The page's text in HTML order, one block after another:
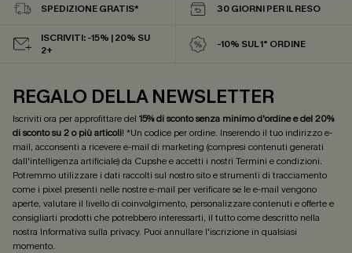
SPEDIZIONE GRATIS* 30 GIORNI PER IL RESO
ISCRIVITI: -15% | 20% SU
2+
-10% SUL 1° ORDINE
REGALO DELLA NEWSLETTER
Iscriviti ora per approfittare del 15% di sconto senza minimo d'ordine e del 20%
di sconto su 2 o più articoli! *Un codice per ordine. Inserendo il tuo indirizzo e-
mail, acconsenti a ricevere e-mail di marketing (compresi contenuti generati
dall'intelligenza artificiale) da Cupshe e accetti i nostri Termini e condizioni.
Potremmo utilizzare i dati raccolti sul nostro sito e strumenti di tracciamento
come i pixel presenti nelle nostre e-mail per verificare se le e-mail vengono
aperte, valutare il livello di coinvolgimento, personalizzare contenuti e offerte e
consigliarti prodotti che potrebbero interessarti, il tutto come descritto nella
nostra Informativa sulla privacy. Puoi annullare l'iscrizione in qualsiasi
momento.